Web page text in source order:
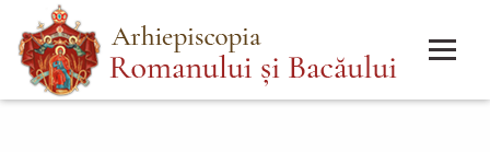
Mergi
la
conţinutul
Main
menu